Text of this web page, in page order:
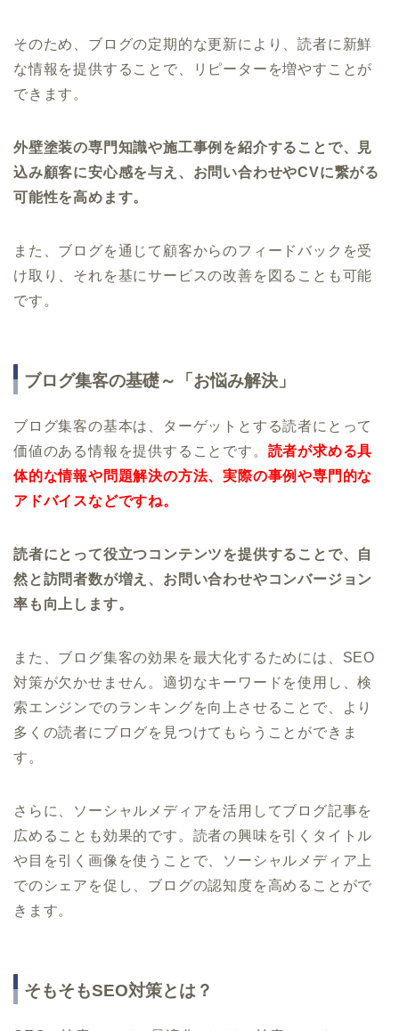
そのため、ブログの定期的な更新により、読者に新鮮
な情報を提供することで、リピーターを増やすことが
できます。
外壁塗装の専門知識や施工事例を紹介することで、見
込み顧客に安心感を与え、お問い合わせやCVに繋がる
可能性を高めます。
また、ブログを通じて顧客からのフィードバックを受
け取り、それを基にサービスの改善を図ることも可能
です。
ブログ集客の基礎～「お悩み解決」
ブログ集客の基本は、ターゲットとする読者にとって
価値のある情報を提供することです。 読者が求める具
体的な情報や問題解決の方法、実際の事例や専門的な
アドバイスなどですね。
読者にとって役立つコンテンツを提供することで、自
然と訪問者数が増え、お問い合わせやコンバージョン
率も向上します。
また、ブログ集客の効果を最大化するためには、SEO
対策が欠かせません。適切なキーワードを使用し、検
索エンジンでのランキングを向上させることで、より
多くの読者にブログを見つけてもらうことができま
す。
さらに、ソーシャルメディアを活用してブログ記事を
広めることも効果的です。読者の興味を引くタイトル
や目を引く画像を使うことで、ソーシャルメディア上
でのシェアを促し、ブログの認知度を高めることがで
きます。
そもそもSEO対策とは？